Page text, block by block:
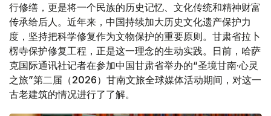
行修缮，更是将一个民族的历史记忆、文化传统和精神财富
传承给后人。近年来，中国持续加大历史文化遗产保护力
度，坚持把科学修复作为文物保护的重要原则。甘肃省拉卜
楞寺保护修复工程，正是这一理念的生动实践。日前，哈萨
克国际通讯社记者在参加中国甘肃省举办的“圣境甘南·心灵
之旅”第二届（2026）甘南文旅全球媒体活动期间，对这一
古老建筑的情况进行了了解。